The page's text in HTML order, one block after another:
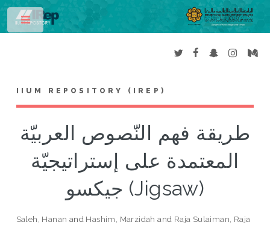
IIUM REPOSITORY (IREP)
طريقة فهم النّصوص العربيّة
المعتمدة على إستراتيجيّة
جيكسو (Jigsaw)
Saleh, Hanan and Hashim, Marzidah and Raja Sulaiman, Raja
Toggle